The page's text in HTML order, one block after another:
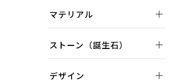
マテリアル
ストーン（誕生石）
デザイン